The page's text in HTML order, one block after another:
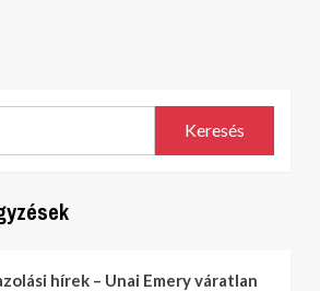
Keresés
hírek – Unai Emery váratlan